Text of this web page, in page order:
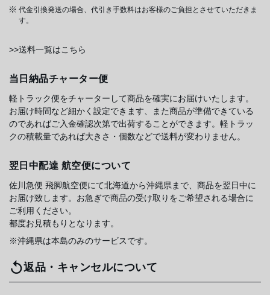
代金引換発送の場合、代引き手数料はお客様のご負担とさせていただきま
す。
>>送料一覧はこちら
当日納品チャーター便
軽トラック便をチャーターして商品を確実にお届けいたします。
お届け時間など細かく設定できます、また商品が準備できている
のであればご入金確認次第で出荷することができます。軽トラッ
クの積載量であれば大きさ・個数などで送料が変わりません。
翌日中配達 航空便について
佐川急便 飛脚航空便にて北海道から沖縄県まで、商品を翌日中に
お届け致します。お急ぎで商品の受け取りをご希望される場合に
ご利用ください。
都度お見積もりとなります。
※沖縄県は本島のみのサービスです。
返品・キャンセルについて